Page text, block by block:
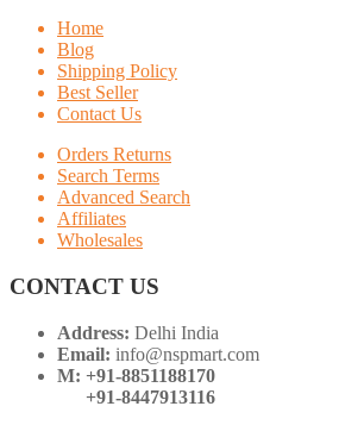
Home
Blog
Shipping Policy
Best Seller
Contact Us
Orders Returns
Search Terms
Advanced Search
Affiliates
Wholesales
CONTACT US
Address: Delhi India
Email: info@nspmart.com
M: +91-8851188170
+91-8447913116